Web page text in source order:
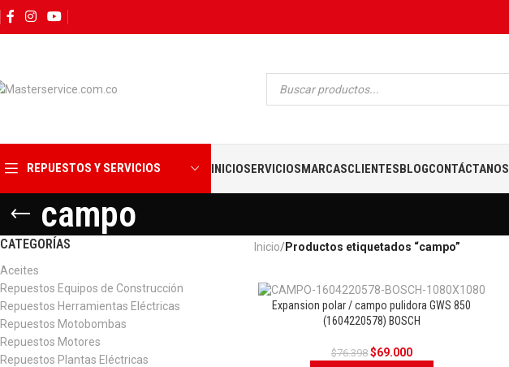
REPUESTOS Y SERVICIOS INICIOSERVICIOSMARCASCLIENTESBLOGCONTÁCTANOS
campo
CATEGORÍAS
Aceites
Repuestos Equipos de Construcción
Repuestos Herramientas Eléctricas
Repuestos Motobombas
Repuestos Motores
Repuestos Plantas Eléctricas
Inicio Productos etiquetados “campo”
Expansion polar / campo pulidora GWS 850
(1604220578) BOSCH
$76.398 $69.000